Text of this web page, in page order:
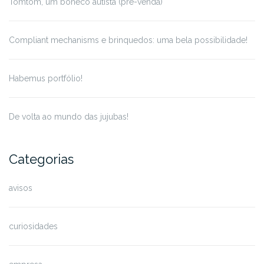
Compliant mechanisms e brinquedos: uma bela possibilidade!
Habemus portfólio!
De volta ao mundo das jujubas!
Categorias
avisos
curiosidades